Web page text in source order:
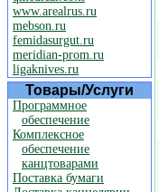
www.arealrus.ru
mebson.ru
femidasurgut.ru
meridian-prom.ru
ligaknives.ru
Товары/Услуги
Программное
обеспечение
Комплексное
обеспечение
канцтоварами
Поставка бумаги